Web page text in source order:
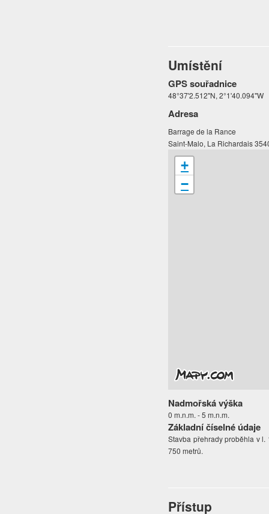
Umístění
GPS souřadnice
48°37'2.512"N, 2°1'40.094"W
Adresa
Barrage de la Rance
Saint-Malo, La Richardais
+
−
Nadmořská výška
0 m.n.m. - 5 m.n.m.
Základní číselné údaje
Stavba přehrady proběhla v
750 metrů.
Přístup